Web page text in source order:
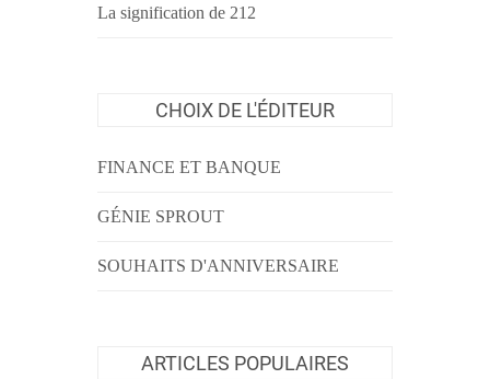
La signification de 212
CHOIX DE L'ÉDITEUR
FINANCE ET BANQUE
GÉNIE SPROUT
SOUHAITS D'ANNIVERSAIRE
ARTICLES POPULAIRES